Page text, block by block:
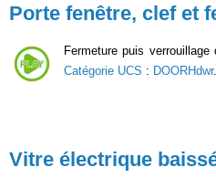
Porte fenêtre, clef et
Fermeture puis
Catégorie UCS : DOORHdwr
Vitre électrique